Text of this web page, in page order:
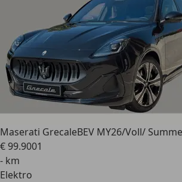
Maserati GrecaleBEV MY26/Voll/
€ 99.9001
- km
Elektro